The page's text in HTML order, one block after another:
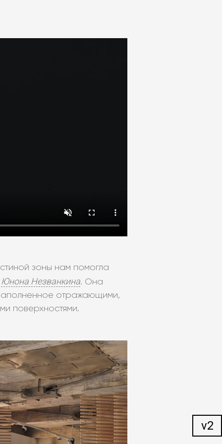
зоны нам помогла
Юнона Незванкина. Она
отражающими,
поверхностями.
v2